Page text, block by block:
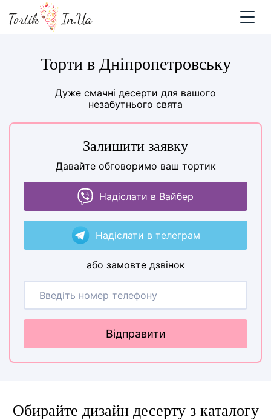
Торти в Дніпропетровську
Дуже смачні десерти для вашого
незабутнього свята
Залишити заявку
Давайте обговоримо ваш тортик
Надіслати в Вайбер
Надіслати в телеграм
або замовте дзвінок
Відправити
Обирайте дизайн десерту з каталогу